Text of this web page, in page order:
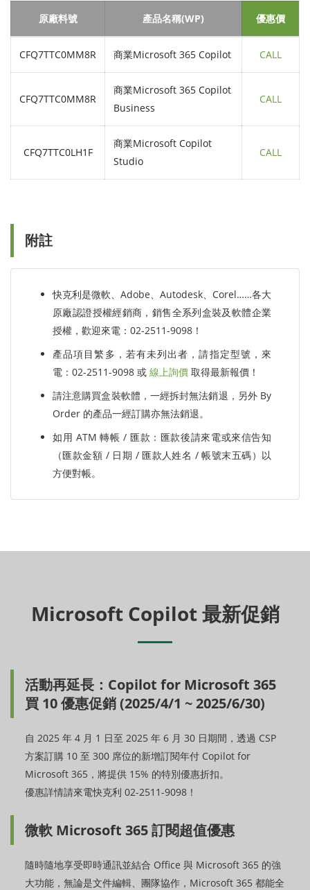
原廠料號 產品名稱(WP) 優惠價
CFQ7TTC0MM8R 商業Microsoft 365 Copilot CALL
CFQ7TTC0MM8R
商業Microsoft 365 Copilot
Business
CALL
CFQ7TTC0LH1F
商業Microsoft Copilot
Studio
CALL
附註
快克利是微軟、Adobe、Autodesk、Corel……各大
原廠認證授權經銷商，銷售全系列盒裝及軟體企業
授權，歡迎來電：02-2511-9098！
產品項目繁多，若有未列出者，請指定型號，來
電：02-2511-9098 或 線上詢價 取得最新報價！
請注意購買盒裝軟體，一經拆封無法銷退，另外 By
Order 的產品一經訂購亦無法銷退。
如用 ATM 轉帳 / 匯款：匯款後請來電或來信告知
（匯款金額 / 日期 / 匯款人姓名 / 帳號末五碼）以
方便對帳。
Microsoft Copilot 最新促銷
活動再延長：Copilot for Microsoft 365
買 10 優惠促銷 (2025/4/1 ~ 2025/6/30)
自 2025 年 4 月 1 日至 2025 年 6 月 30 日期間，透過 CSP
方案訂購 10 至 300 席位的新增訂閱年付 Copilot for
Microsoft 365，將提供 15% 的特別優惠折扣。
優惠詳情請來電快克利 02-2511-9098！
微軟 Microsoft 365 訂閱超值優惠
隨時隨地享受即時通訊並結合 Office 與 Microsoft 365 的強
大功能，無論是文件編輯、團隊協作，Microsoft 365 都能全